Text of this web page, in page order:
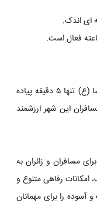
ای اندک.
فاصله هتل صحرا مشهد تا حرم مطهر امام رضا (ع) تنها ۵ دقیقه پیاده
این شهر ارزشمند
مسافران و زائران به
امکانات رفاهی متنوع و
را برای مهمانان